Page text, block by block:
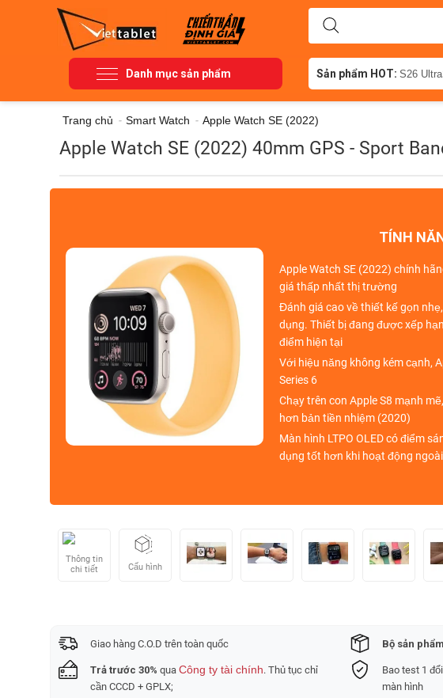
Danh mục sản phẩm Sản phẩm HOT: S26 Ultra
Trang chủ - Smart Watch - Apple Watch SE (2022)
Apple Watch SE (2022) 40mm GPS - Sport
TÍNH
Apple Watch SE (2022) chính
giá thấp nhất thị trường
Đánh giá cao về thiết kế gọn
dụng. Thiết bị đang được xếp
điểm hiện tại
Với hiệu năng không kém cạnh,
Series 6
Chạy trên con Apple S8 mạnh
hơn bản tiền nhiệm (2020)
Màn hình LTPO OLEDcó điểm
dụng tốt hơn khi hoạt động
Thông tin
chi tiết
Cấu hình
Giao hàng C.O.D trên toàn quốc Bộ sản
Trả trước 30% qua Công ty tài chính. Thủ tục chỉ
cần CCCD + GPLX;
Bao test 1
màn hình